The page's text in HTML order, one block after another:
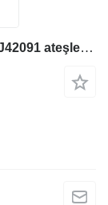
Case CX245D ekskavatör için Case KRJ42091 ateşleme bobini